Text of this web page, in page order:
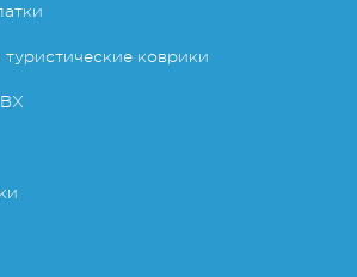
коврики